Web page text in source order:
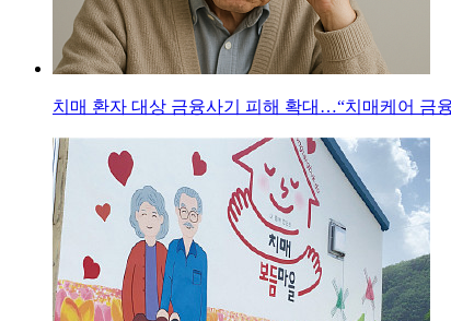
치매 환자 대상 금융사기 피해 확대…“치매케어 금